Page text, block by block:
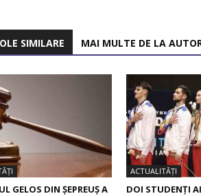
SIMILARE MAI MULTE DE LA
GELOS DIN ȘEPREUȘ A
ACTUALITĂȚI
DOI STUDENȚI